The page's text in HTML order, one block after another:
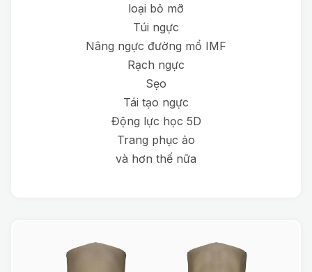
loại bỏ mỡ
Túi ngực
Nâng ngực đường mổ IMF
Rạch ngực
Sẹo
Tái tạo ngực
Động lực học 5D
Trang phục ảo
và hơn thế nữa